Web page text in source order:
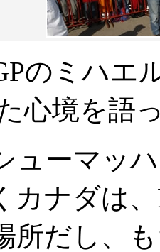
のミハエ
心境を語
ューマッハ
カナダは
所だし、